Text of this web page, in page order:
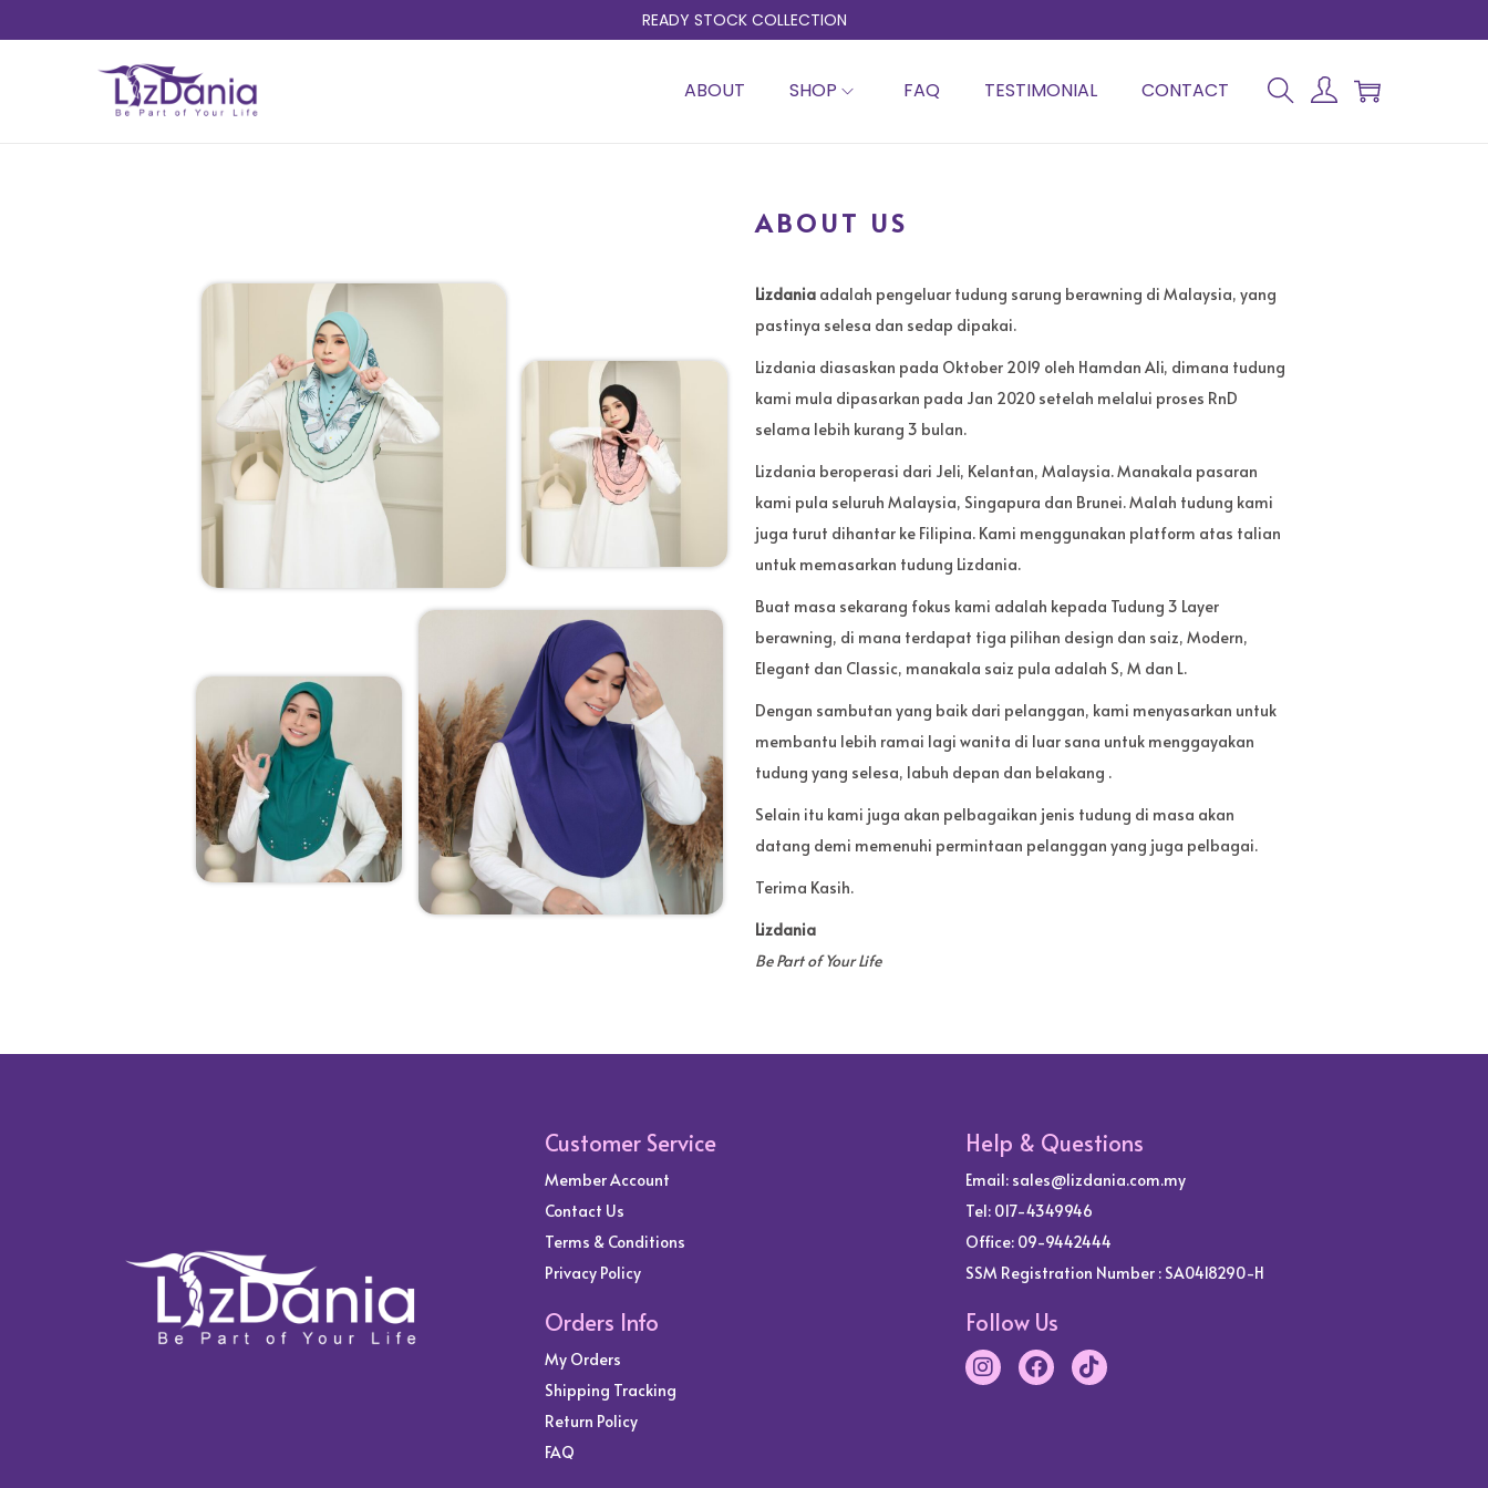
READY STOCK COLLECTION
ABOUT SHOP FAQ TESTIMONIAL CONTACT
ABOUT US
Lizdania adalah pengeluar tudung sarung berawning di Malaysia, yang
pastinya selesa dan sedap dipakai.
Lizdania diasaskan pada Oktober 2019 oleh Hamdan Ali, dimana tudung
kami mula dipasarkan pada Jan 2020 setelah melalui proses RnD
selama lebih kurang 3 bulan.
Lizdania beroperasi dari Jeli, Kelantan, Malaysia. Manakala pasaran
kami pula seluruh Malaysia, Singapura dan Brunei. Malah tudung kami
juga turut dihantar ke Filipina. Kami menggunakan platform atas talian
untuk memasarkan tudung Lizdania.
Buat masa sekarang fokus kami adalah kepada Tudung 3 Layer
berawning, di mana terdapat tiga pilihan design dan saiz, Modern,
Elegant dan Classic, manakala saiz pula adalah S, M dan L.
Dengan sambutan yang baik dari pelanggan, kami menyasarkan untuk
membantu lebih ramai lagi wanita di luar sana untuk menggayakan
tudung yang selesa, labuh depan dan belakang .
Selain itu kami juga akan pelbagaikan jenis tudung di masa akan
datang demi memenuhi permintaan pelanggan yang juga pelbagai.
Terima Kasih.
Lizdania
Be Part of Your Life
Customer Service
Member Account
Contact Us
Terms & Conditions
Privacy Policy
Orders Info
My Orders
Shipping Tracking
Return Policy
FAQ
Help & Questions
Email: sales@lizdania.com.my
Tel: 017-4349946
Office: 09-9442444
SSM Registration Number : SA0418290-H
Follow Us